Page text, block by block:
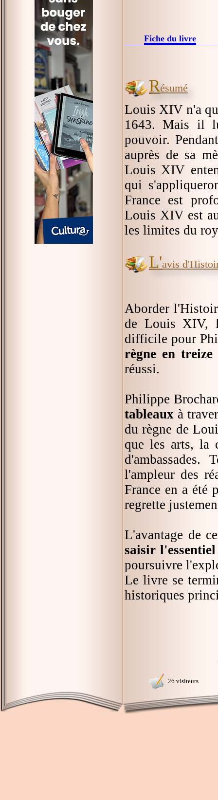
Fiche du livre
Résumé
Louis XIV n'a
1643. Mais il
pouvoir.
auprès de sa
Louis XIV
qui
France est
Louis XIV est
les limites du
L'avis
Aborder
de Louis XIV,
difficile pour
règne en treize
réussi.
Philippe
tableaux à
du règne de
que les arts, la
l'ampleur des
France en a été
regrette
L'avantage de
saisir
poursuivre
Le livre se
historiques
26 visiteurs